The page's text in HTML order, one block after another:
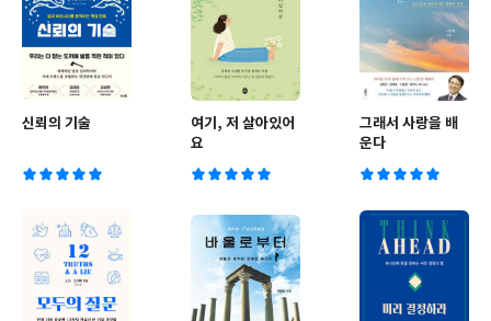
신뢰의 기술
여기, 저 살아있어
요
그래서 사랑을 배
운다